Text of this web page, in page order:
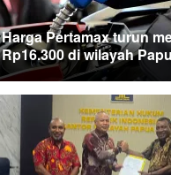
Harga Pertamax turun
Rp16.300 di wilayah